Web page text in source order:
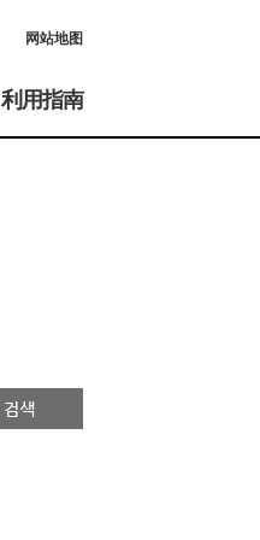
网站地图
利用指南